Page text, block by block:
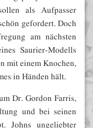
als Aufpasser
gefordert. Doch
am nächsten
Saurier-Modells
mit einem Knochen,
in Händen hält.
Dr. Gordon Farris,
und bei seinen
Johns ungeliebter